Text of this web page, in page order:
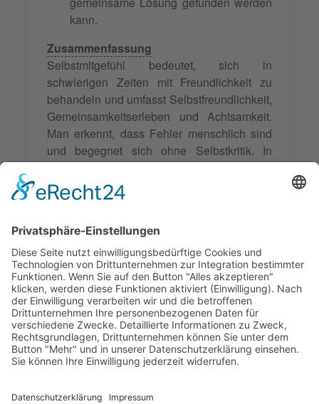
kann.
Zusammenfassung
Selbstmitgefühl bedeutet, sich in
schwierigen Zeiten mit Freundlichkeit zu
behandeln und umfasst Selbstfreundlichkeit,
Gemeinsamkeitserleben und Achtsamkeit.
Man erkennt, dass Fehler menschlich sind
und begegnet sich ohne Selbstkritik. In
Mediationen fördert Selbstmitgefühl das
Verständnis eigener Bedürfnisse und die
klareKommunikation
und unterstützt einen kooperativen Umgang,
um konstruktive Lösungen zu finden.
© 2026 Frank Hartung Ihr Mediator bei Konflikten in Familie,